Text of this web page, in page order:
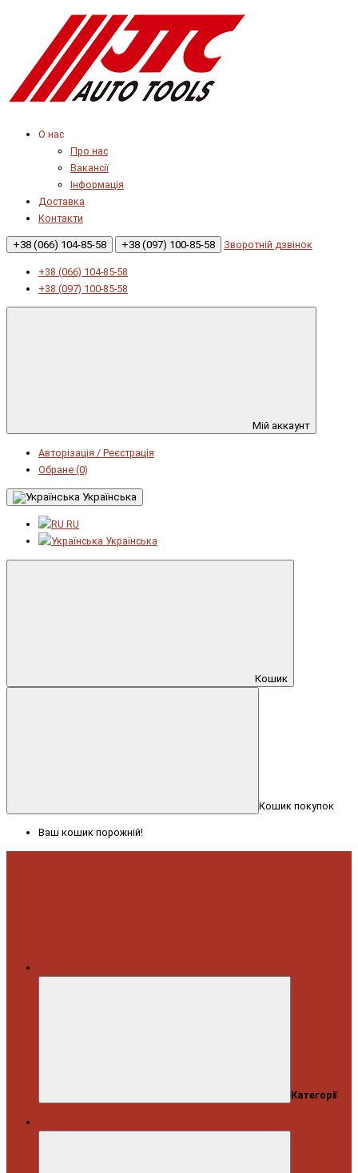
О нас
Про нас
Вакансії
Інформація
Доставка
Контакти
+38 (066) 104-85-58 +38 (097) 100-85-58 Зворотній дзвінок
+38 (066) 104-85-58
+38 (097) 100-85-58
Мій аккаунт
Авторізація / Реєстрація
Обране (0)
Українська
RU
Українська
Кошик
Кошик покупок
Ваш кошик порожній!
Категорії